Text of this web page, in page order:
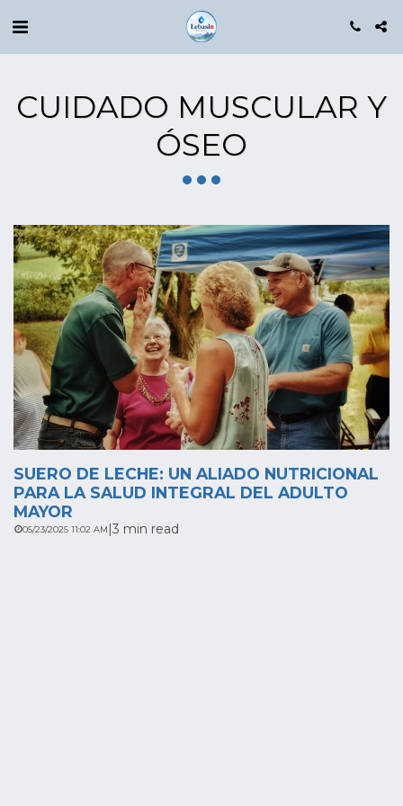
CUIDADO MUSCULAR Y
ÓSEO
SUERO DE LECHE: UN ALIADO NUTRICIONAL
PARA LA SALUD INTEGRAL DEL ADULTO
MAYOR
05/23/2025 11:02 AM |3 min read